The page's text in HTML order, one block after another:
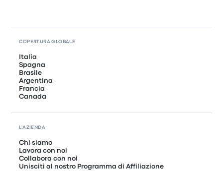
COPERTURA GLOBALE
Italia
Spagna
Brasile
Argentina
Francia
Canada
L'AZIENDA
Chi siamo
Lavora con noi
Collabora con noi
Unisciti al nostro Programma di Affiliazione